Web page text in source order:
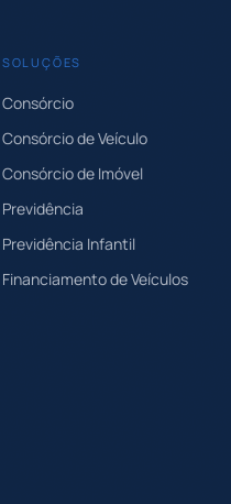
SOLUÇÕES
Consórcio
Consórcio de Veículo
Consórcio de Imóvel
Previdência
Previdência Infantil
Financiamento de Veículos